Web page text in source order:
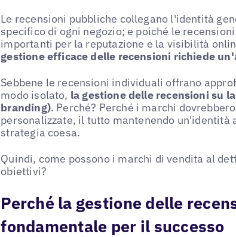
Le recensioni pubbliche collegano l'identità
specifico di ogni negozio; e poiché le
importanti per la reputazione e la visibilità
gestione efficace delle recensioni richiede
Sebbene le recensioni individuali offrano
modo isolato, la gestione delle recensioni su
branding). Perché? Perché i marchi
personalizzate, il tutto mantenendo un'identità
strategia coesa.
Quindi, come possono i marchi di vendita al
obiettivi?
Perché la gestione delle
fondamentale per il successo